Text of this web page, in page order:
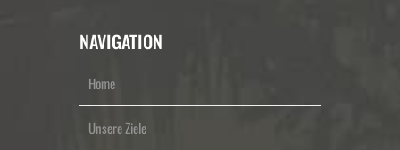
NAVIGATION
Home
Unsere Ziele